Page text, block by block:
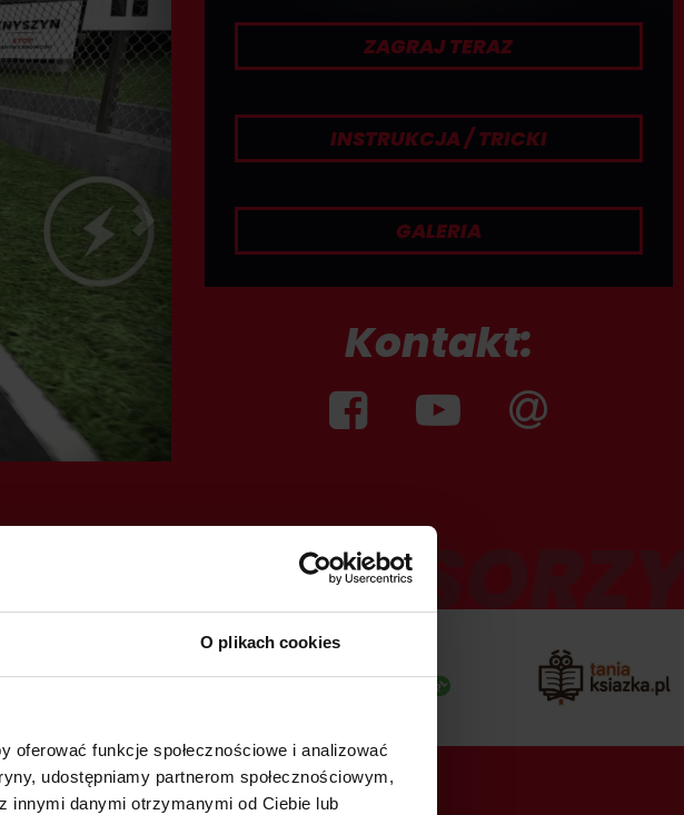
O plikach cookies
funkcje społecznościowe i analizować
udostępniamy partnerom społecznościowym,
innymi danymi otrzymanymi od Ciebie lub
ZAGRAJ TERAZ
INSTRUKCJA / TRICKI
GALERIA
Kontakt: